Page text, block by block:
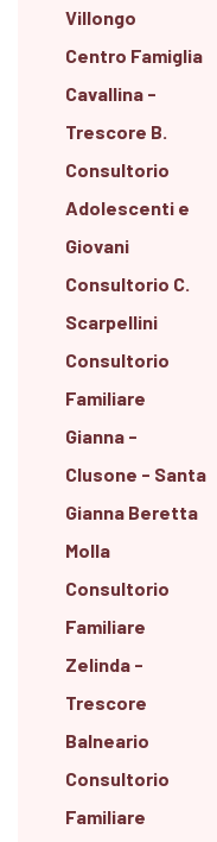
Villongo
Centro Famiglia
Cavallina -
Trescore B.
Consultorio
Adolescenti e
Giovani
Consultorio C.
Scarpellini
Consultorio
Familiare
Gianna -
Clusone - Santa
Gianna Beretta
Molla
Consultorio
Familiare
Zelinda -
Trescore
Balneario
Consultorio
Familiare